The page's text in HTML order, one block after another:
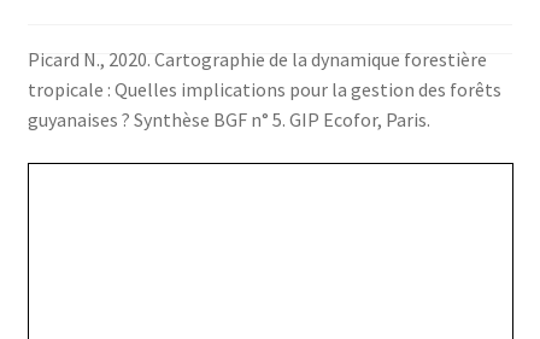
Picard N., 2020. Cartographie de la dynamique forestière
tropicale : Quelles implications pour la gestion des forêts
guyanaises ? Synthèse BGF n° 5. GIP Ecofor, Paris.